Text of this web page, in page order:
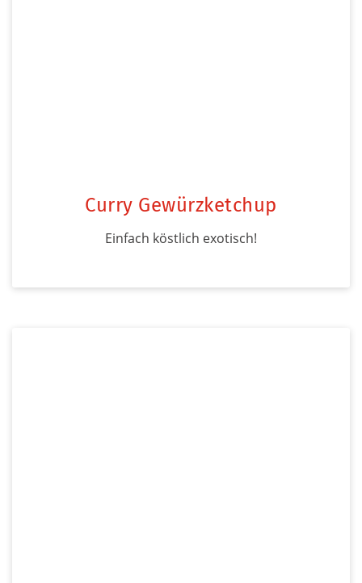
Curry Gewürzketchup
Einfach köstlich exotisch!